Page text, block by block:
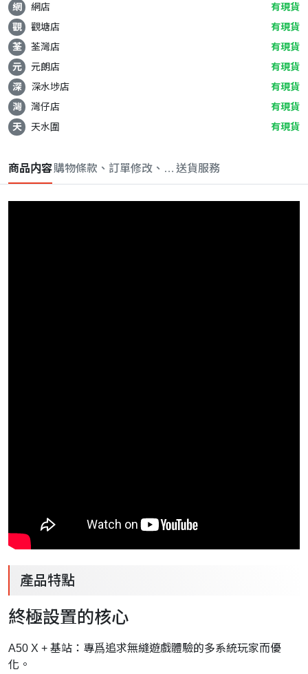
網 網店
有現貨
觀
觀塘店
有現貨
荃
荃灣店
有現貨
元
元朗店
有現貨
深
深水埗店
有現貨
灣
灣仔店
有現貨
天
天水圍 有現貨
商品内容購物條款、訂單修改、取消與退款政策
送貨服務
產品特點
終極設置的核心
A50 X + 基站：專爲追求無縫遊戲體驗的多系統玩家而優
化。